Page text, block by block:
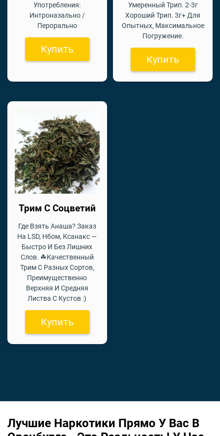
Употребления:
Интроназально /
Перорально
Купить
Умеренный Трип. 2-3г
Хороший Трип. 3г+ Для
Опытных, Максимальное
Погружение.
Купить
Трим С Соцветий
Где Взять Анаша? Заказ
На LSD, Нбом, Ксанакс —
Быстро И Без Лишних
Слов. ☘Качественный
Трим С Разных Сортов,
Преимущественно
Верхняя И Средняя
Листва С Кустов :)
Купить
Лучшие Наркотики Прямо У Вас В